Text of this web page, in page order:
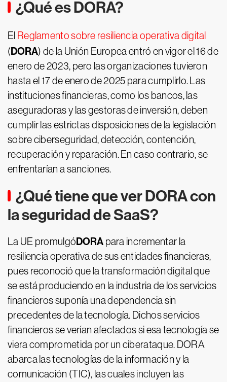
¿Qué es DORA?
El Reglamento sobre resiliencia operativa digital
(DORA) de la Unión Europea entró en vigor el 16 de
enero de 2023, pero las organizaciones tuvieron
hasta el 17 de enero de 2025 para cumplirlo. Las
instituciones financieras, como los bancos, las
aseguradoras y las gestoras de inversión, deben
cumplir las estrictas disposiciones de la legislación
sobre ciberseguridad, detección, contención,
recuperación y reparación. En caso contrario, se
enfrentarían a sanciones.
¿Qué tiene que ver DORA con
la seguridad de SaaS?
La UE promulgóDORA para incrementar la
resiliencia operativa de sus entidades financieras,
pues reconoció que la transformación digital que
se está produciendo en la industria de los servicios
financieros suponía una dependencia sin
precedentes de la tecnología. Dichos servicios
financieros se verían afectados si esa tecnología se
viera comprometida por un ciberataque. DORA
abarca las tecnologías de la información y la
comunicación (TIC), las cuales incluyen las